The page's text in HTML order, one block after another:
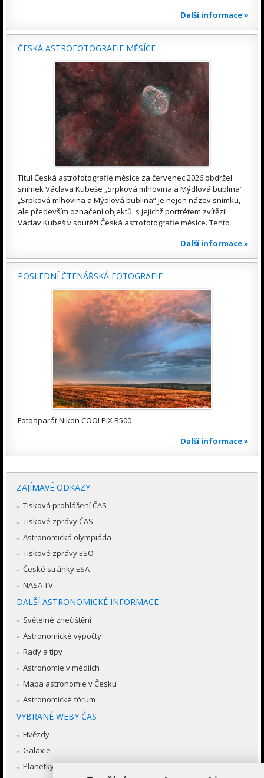
Další informace »
ČESKÁ ASTROFOTOGRAFIE MĚSÍCE
Titul Česká astrofotografie měsíce za červenec 2026 obdržel
snímek Václava Kubeše „Srpková mlhovina a Mýdlová bublina“
„Srpková mlhovina a Mýdlová bublina“ je nejen název snímku,
ale především označení objektů, s jejichž portrétem zvítězil
Václav Kubeš v soutěži Česká astrofotografie měsíce. Tento
Další informace »
POSLEDNÍ ČTENÁŘSKÁ FOTOGRAFIE
Fotoaparát Nikon COOLPIX B500
Další informace »
ZAJÍMAVÉ ODKAZY
Tisková prohlášení ČAS
Tiskové zprávy ČAS
Astronomická olympiáda
Tiskové zprávy ESO
České stránky ESA
NASA TV
DALŠÍ ASTRONOMICKÉ INFORMACE
Světelné znečištění
Astronomické výpočty
Rady a tipy
Astronomie v médiích
Mapa astronomie v Česku
Astronomické fórum
VYBRANÉ WEBY ČAS
Hvězdy
Galaxie
Planetky